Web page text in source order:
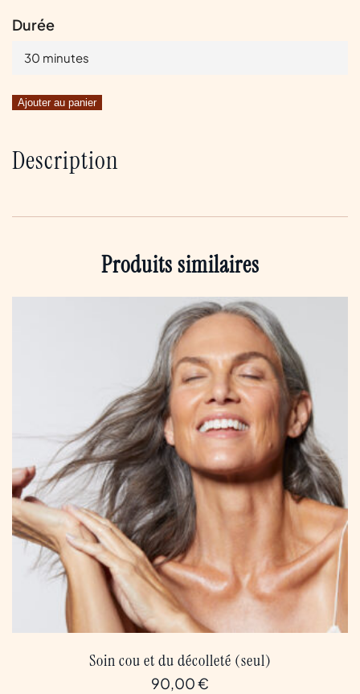
Durée
30 minutes
Ajouter au panier
Description
Produits similaires
Soin cou et du décolleté (seul)
90,00€